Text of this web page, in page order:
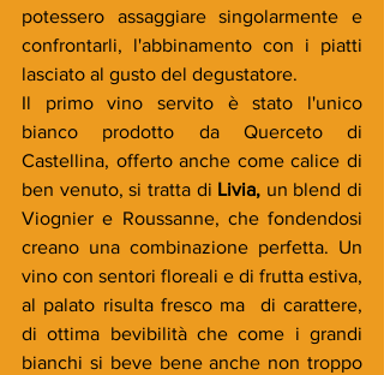
potessero assaggiare singolarmente e
confrontarli, l'abbinamento con i piatti
lasciato al gusto del degustatore.
Il primo vino servito è stato l'unico
bianco prodotto da Querceto di
Castellina, offerto anche come calice di
ben venuto, si tratta di Livia,
Viognier e Roussanne, che fondendosi
creano una combinazione perfetta. Un
vino con sentori floreali e di frutta estiva,
al palato risulta fresco ma  di carattere,
di ottima bevibilità che come i grandi
bianchi si beve bene anche non troppo